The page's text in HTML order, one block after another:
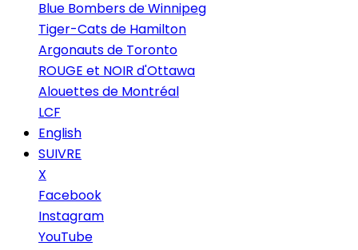
Blue Bombers de Winnipeg
Tiger-Cats de Hamilton
Argonauts de Toronto
ROUGE et NOIR d'Ottawa
Alouettes de Montréal
LCF
English
SUIVRE
X
Facebook
Instagram
YouTube